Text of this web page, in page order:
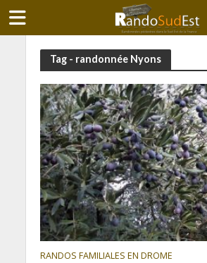
Tag - randonnée Nyons
RANDOS FAMILIALES EN DROME